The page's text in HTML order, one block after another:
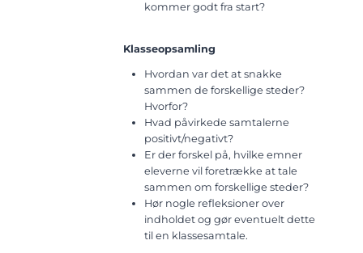
kommer godt fra start?
Klasseopsamling
Hvordan var det at snakke
sammen de forskellige steder?
Hvorfor?
Hvad påvirkede samtalerne
positivt/negativt?
Er der forskel på, hvilke emner
eleverne vil foretrække at tale
sammen om forskellige steder?
Hør nogle refleksioner over
indholdet og gør eventuelt dette
til en klassesamtale.